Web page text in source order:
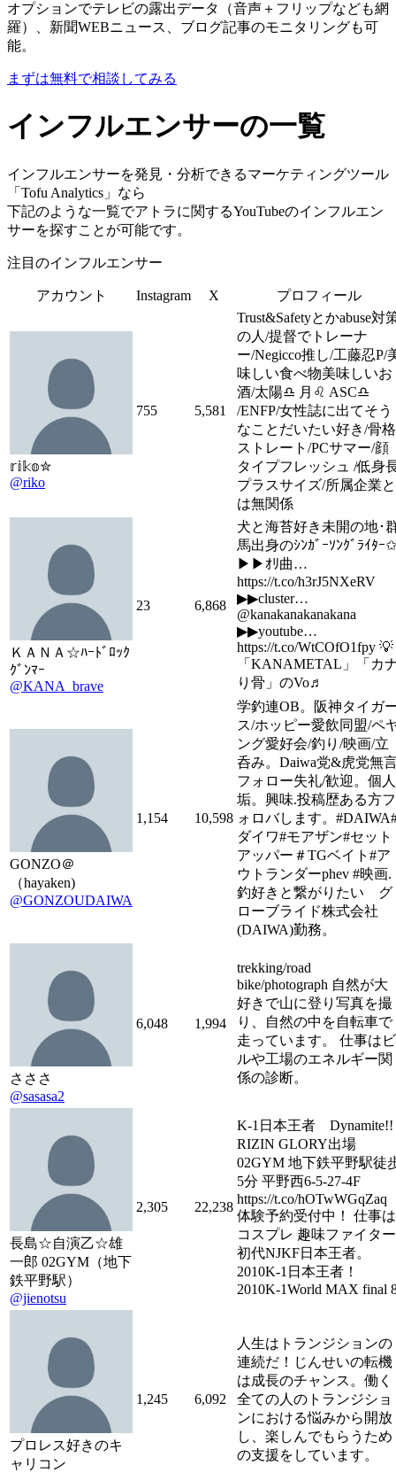
オプションでテレビの露出データ（音声＋フリップなども網
羅）、新聞WEBニュース、ブログ記事のモニタリングも可
能。
まずは無料で相談してみる
インフルエンサーの一覧
インフルエンサーを発見・分析できるマーケティングツール
「Tofu Analytics」なら
下記のような一覧でアトラに関するYouTubeのインフルエン
サーを探すことが可能です。
注目のインフルエンサー
アカウント Instagram X プロフィール
𝕣𝕚𝕜𝕠✮
@riko
755 5,581
Trust&Safetyとかabuse対
の人/提督でトレーナ
ー/Negicco推し/工藤忍P/
味しい食べ物美味しいお
酒/太陽♎ 月♌ ASC♎
/ENFP/女性誌に出てそう
なことだいたい好き/骨格
ストレート/PCサマー/顔
タイプフレッシュ /低身
プラスサイズ/所属企業と
は無関係
ＫＡＮＡ☆ﾊｰﾄﾞﾛｯｸ
ｸﾞﾝﾏｰ
@KANA_brave
23 6,868
犬と海苔好き未開の地･
馬出身のｼﾝｶﾞｰｿﾝｸﾞﾗｲﾀｰ✩
▶▶︎ｵﾘ曲…
https://t.co/h3rJ5NXeRV
▶▶︎cluster…
@kanakanakanakana
▶︎▶︎youtube…
https://t.co/WtCOfO1fpy 💡
「KANAMETAL」「カ
り骨」のVo♬
GONZO＠
（hayaken)
@GONZOUDAIWA
1,154 10,598
学釣連OB。阪神タイガ
ス/ホッピー愛飲同盟/ペ
ング愛好会/釣り/映画/立
呑み。Daiwa党&虎党無
フォロー失礼/歓迎。個人
垢。興味.投稿歴ある方フ
ォロバします。
ダイワ#モアザン#セット
アッパー＃TGベイト#ア
ウトランダーphev #映画.
釣好きと繋がりたい グ
ローブライド株式会社
(DAIWA)勤務。
さささ
@sasasa2
6,048 1,994
trekking/road
bike/photograph 自然が大
好きで山に登り写真を撮
り、自然の中を自転車で
走っています。 仕事はビ
ルや工場のエネルギー関
係の診断。
長島☆自演乙☆雄
一郎 02GYM（地下
鉄平野駅）
@jienotsu
2,305 22,238
K-1日本王者 Dynamite!!
RIZIN GLORY出場
02GYM 地下鉄平野駅徒
5分 平野西6-5-27-4F
https://t.co/
体験予約受付中！ 仕事は
コスプレ 趣味ファイター
初代NJKF日本王者。
2010K-1日本王者！
2010K-1World MAX final
プロレス好きのキ
ャリコン
1,245 6,092
人生はトランジションの
連続だ！じんせいの転機
は成長のチャンス。働く
全ての人のトランジショ
ンにおける悩みから開放
し、楽しんでもらうため
の支援をしています。